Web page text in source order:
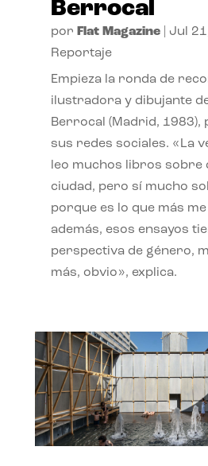
Berrocal
por Flat Magazine| Jul
Reportaje
Empieza la ronda de
ilustradora y dibujante
Berrocal (Madrid, 1983),
sus redes sociales. «La
leo muchos libros sobre
ciudad, pero sí mucho
porque es lo que más me
además, esos ensayos
perspectiva de género,
más, obvio», explica.